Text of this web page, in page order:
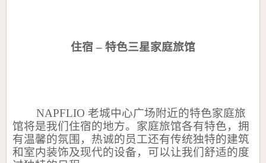
住宿 – 特色三星家庭旅馆
NAPFLIO 老城中心广场附近的特色家庭旅
馆将是我们住宿的地方。家庭旅馆各有特色，拥
有温馨的氛围，热诚的员工还有传统独特的建筑
和室内装饰及现代的设备，可以让我们舒适的度